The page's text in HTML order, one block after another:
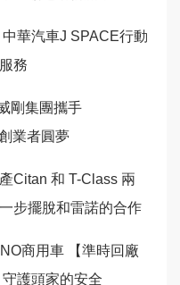
華汽車J SPACE行動
務
剛集團攜手
業者圓夢
Citan 和 T-Class 兩
步擺脫和雷諾的合作
商用車 【準時回廠
護頭家的安全